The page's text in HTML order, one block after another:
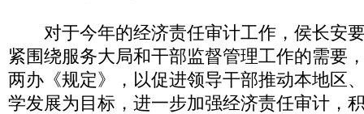
对于今年的经济责任审计工作，侯长安
紧围绕服务大局和干部监督管理工作的需要
两办《规定》，以促进领导干部推动本地区
学发展为目标，进一步加强经济责任审计，